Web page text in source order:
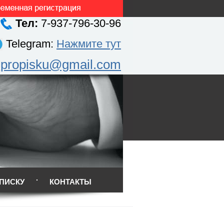
Тел: 7-937-796-30-96
Telegram: Нажмите тут
КОНТАКТЫ